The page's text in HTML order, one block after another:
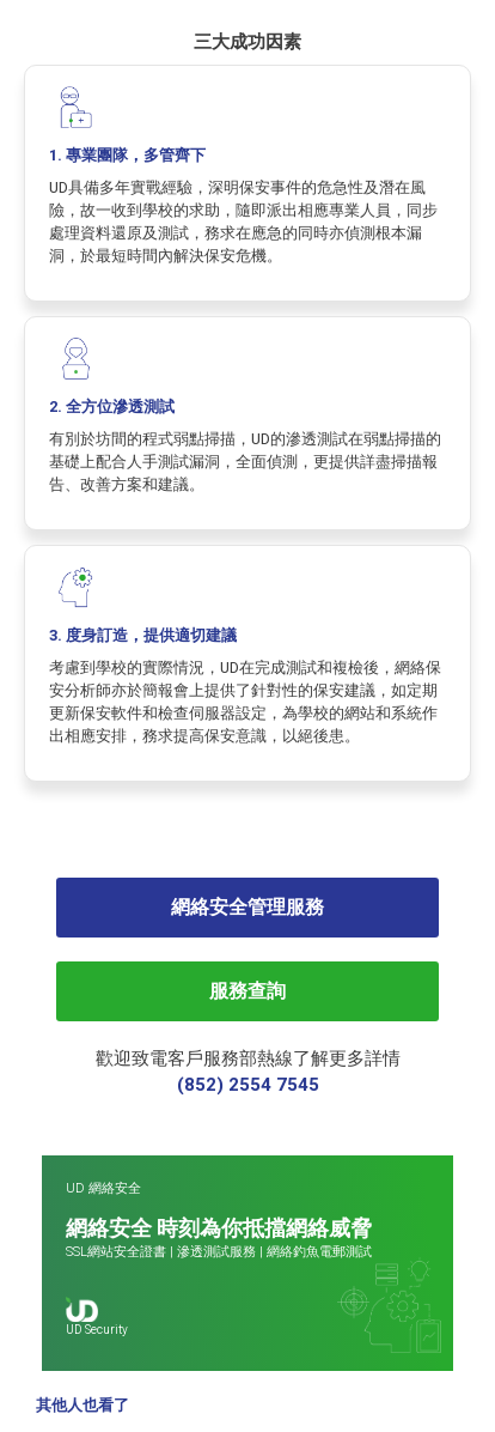
三大成功因素
1. 專業團隊，多管齊下
UD具備多年實戰經驗，深明保安事件的危急性及潛在風
險，故一收到學校的求助，隨即派出相應專業人員，同步
處理資料還原及測試，務求在應急的同時亦偵測根本漏
洞，於最短時間內解決保安危機。
2. 全方位滲透測試
有別於坊間的程式弱點掃描，UD的滲透測試在弱點掃描的
基礎上配合人手測試漏洞，全面偵測，更提供詳盡掃描報
告、改善方案和建議。
3. 度身訂造，提供適切建議
考慮到學校的實際情況，UD在完成測試和複檢後，網絡保
安分析師亦於簡報會上提供了針對性的保安建議，如定期
更新保安軟件和檢查伺服器設定，為學校的網站和系統作
出相應安排，務求提高保安意識，以絕後患。
網絡安全管理服務
服務查詢
歡迎致電客戶服務部熱線了解更多詳情
(852) 2554 7545
UD 網絡安全
網絡安全 時刻為你抵擋網絡威脅
SSL網站安全證書 | 滲透測試服務 | 網絡釣魚電郵測試
UD Security
其他人也看了